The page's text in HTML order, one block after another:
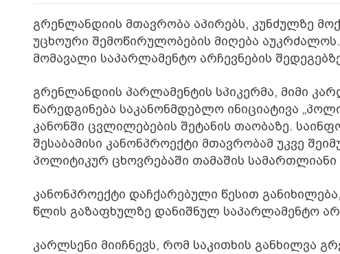
გრენლანდიის მთავრობა აპირებს, კუნძულზე
უცხოური შემოწირულობების მიღება
მომავალი საპარლამენტო არჩევნების
გრენლანდიის პარლამენტის სპიკერმა, მიმი
წარედგინება საკანონმდებლო ინიციატივა
კანონში ცვლილებების შეტანის თაობაზე.
შესაბამისი კანონპროექტი მთავრობამ უკვე
პოლიტიკურ ცხოვრებაში თამაშის
კანონპროექტი დაჩქარებული წესით
წლის გაზაფხულზე დანიშნულ საპარლამენტო
კარლსენი მიიჩნევს, რომ საკითხის განხილვა